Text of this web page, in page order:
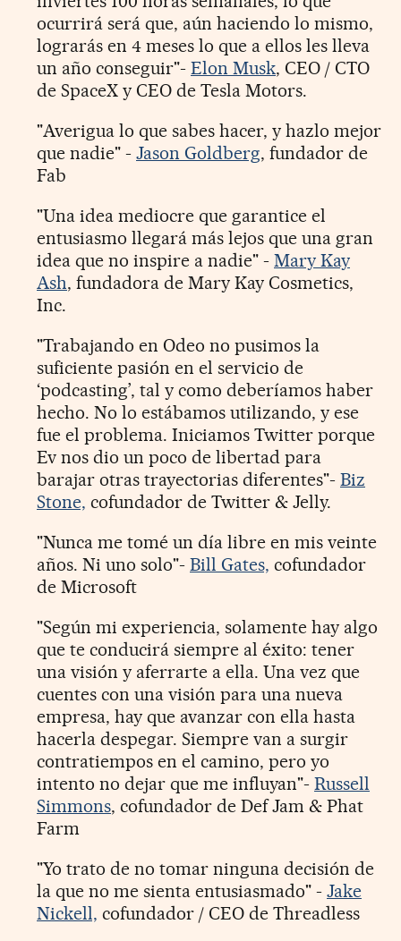
ocurrirá será que, aún haciendo lo mismo,
lograrás en 4 meses lo que a ellos les lleva
un año conseguir"- Elon Musk, CEO / CTO
de SpaceX y CEO de Tesla Motors.
"Averigua lo que sabes hacer, y hazlo mejor
que nadie" - Jason Goldberg, fundador de
Fab
"Una idea mediocre que garantice el
entusiasmo llegará más lejos que una gran
idea que no inspire a nadie" - Mary Kay
Ash, fundadora de Mary Kay Cosmetics,
Inc.
"Trabajando en Odeo no pusimos la
suficiente pasión en el servicio de
‘podcasting’, tal y como deberíamos haber
hecho. No lo estábamos utilizando, y ese
fue el problema. Iniciamos Twitter porque
Ev nos dio un poco de libertad para
barajar otras trayectorias diferentes"- Biz
Stone, cofundador de Twitter & Jelly.
"Nunca me tomé un día libre en mis veinte
años. Ni uno solo"- Bill Gates, cofundador
de Microsoft
"Según mi experiencia, solamente hay algo
que te conducirá siempre al éxito: tener
una visión y aferrarte a ella. Una vez que
cuentes con una visión para una nueva
empresa, hay que avanzar con ella hasta
hacerla despegar. Siempre van a surgir
contratiempos en el camino, pero yo
intento no dejar que me influyan"- Russell
Simmons, cofundador de Def Jam & Phat
Farm
"Yo trato de no tomar ninguna decisión de
la que no me sienta entusiasmado" - Jake
Nickell, cofundador / CEO de Threadless